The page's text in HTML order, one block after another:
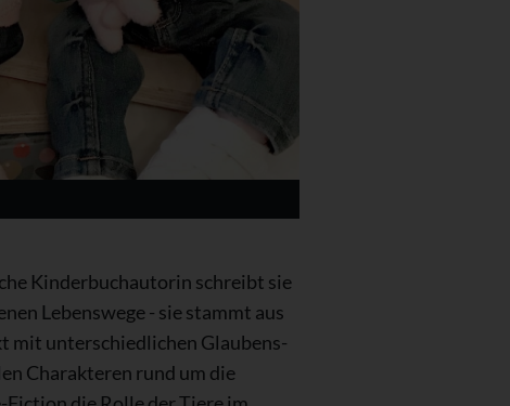
Kinderbuchautorin schreibt sie
Lebenswege - sie stammt aus
mit unterschiedlichen Glaubens-
Charakteren rund um die